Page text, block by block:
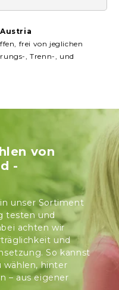
frei von jeglichen
, Trenn-, und
von
-
unser Sortiment
testen und
achten wir
und
So kannst
wählen, hinter
– aus eigener